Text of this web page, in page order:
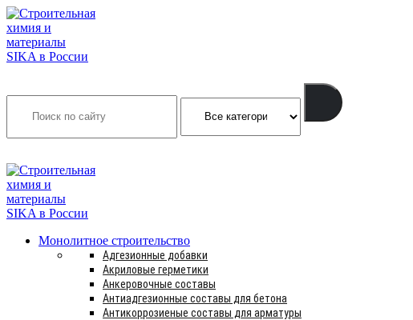
Монолитное строительство
Адгезионные добавки
Акриловые герметики
Анкеровочные составы
Антиадгезионные составы для бетона
Антикоррозиеные составы для арматуры